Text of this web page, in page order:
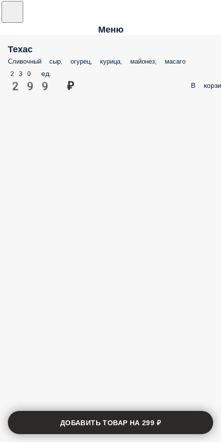
Меню
Техас
Сливочный сыр, огурец, курица, майонез, масаго
230 ед.
299 ₽ В
ДОБАВИТЬ ТОВАР НА299 ₽